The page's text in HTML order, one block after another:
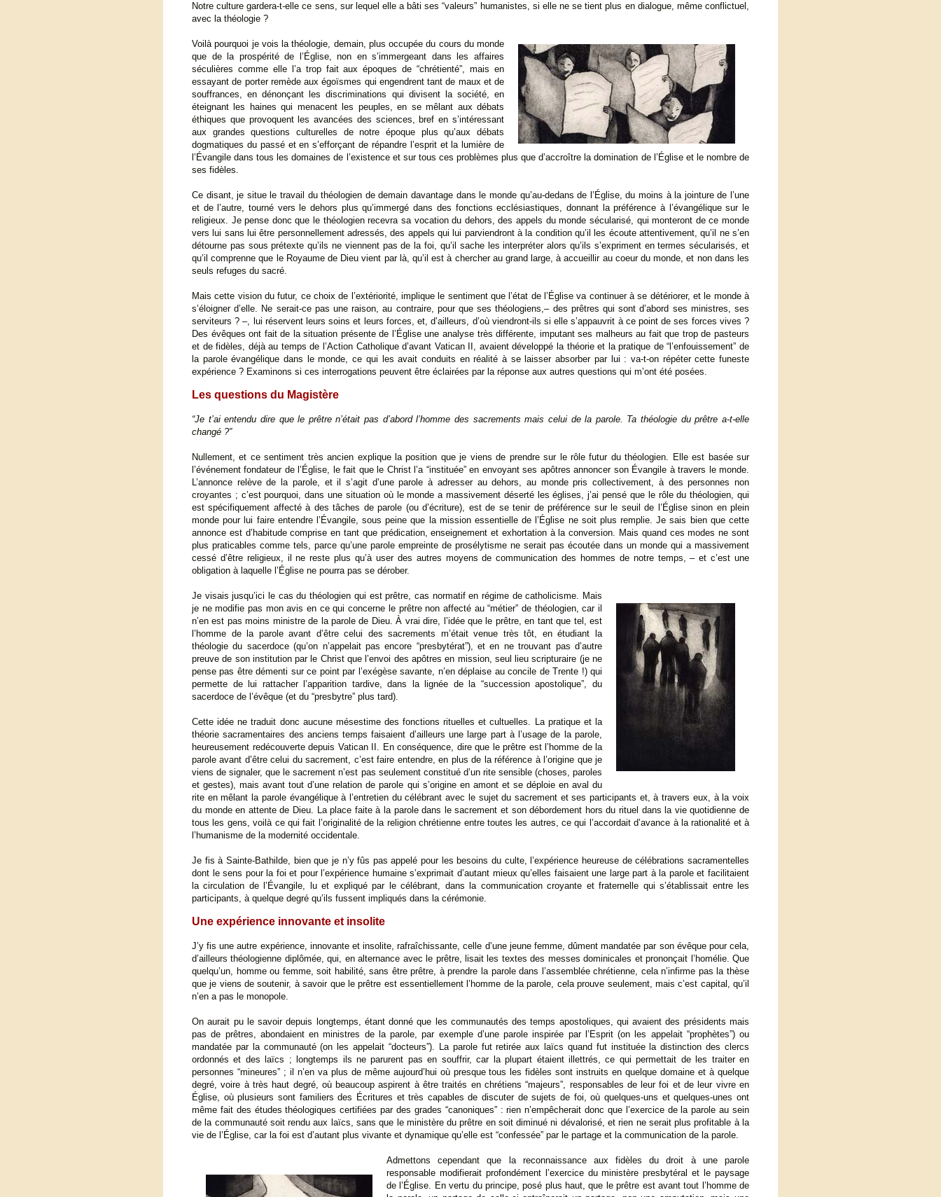
Notre culture gardera-t-elle ce sens, sur lequel elle a bâti ses “valeurs” humanistes, si elle ne se tient plus en dialogue, même conflictuel,
avec la théologie ?
Voilà pourquoi je vois la théologie, demain, plus occupée du cours du monde
que de la prospérité de l’Église, non en s’immergeant dans les affaires
séculières comme elle l’a trop fait aux époques de “chrétienté”, mais en
essayant de porter remède aux égoïsmes qui engendrent tant de maux et de
souffrances, en dénonçant les discriminations qui divisent la société, en
éteignant les haines qui menacent les peuples, en se mêlant aux débats
éthiques que provoquent les avancées des sciences, bref en s’intéressant
aux grandes questions culturelles de notre époque plus qu’aux débats
dogmatiques du passé et en s’efforçant de répandre l’esprit et la lumière de
l’Évangile dans tous les domaines de l’existence et sur tous ces problèmes plus que d’accroître la domination de l’Église et le nombre de
ses fidèles.
Ce disant, je situe le travail du théologien de demain davantage dans le monde qu’au-dedans de l’Église, du moins à la jointure de l’une
et de l’autre, tourné vers le dehors plus qu’immergé dans des fonctions ecclésiastiques, donnant la préférence à l’évangélique sur le
religieux. Je pense donc que le théologien recevra sa vocation du dehors, des appels du monde sécularisé, qui monteront de ce monde
vers lui sans lui être personnellement adressés, des appels qui lui parviendront à la condition qu’il les écoute attentivement, qu’il ne s’en
détourne pas sous prétexte qu’ils ne viennent pas de la foi, qu’il sache les interpréter alors qu’ils s’expriment en termes sécularisés, et
qu’il comprenne que le Royaume de Dieu vient par là, qu’il est à chercher au grand large, à accueillir au coeur du monde, et non dans les
seuls refuges du sacré.
Mais cette vision du futur, ce choix de l’extériorité, implique le sentiment que l’état de l’Église va continuer à se détériorer, et le monde à
s’éloigner d’elle. Ne serait-ce pas une raison, au contraire, pour que ses théologiens,– des prêtres qui sont d’abord ses ministres, ses
serviteurs ? –, lui réservent leurs soins et leurs forces, et, d’ailleurs, d’où viendront-ils si elle s’appauvrit à ce point de ses forces vives ?
Des évêques ont fait de la situation présente de l’Église une analyse très différente, imputant ses malheurs au fait que trop de pasteurs
et de fidèles, déjà au temps de l’Action Catholique d’avant Vatican II, avaient développé la théorie et la pratique de “l’enfouissement” de
la parole évangélique dans le monde, ce qui les avait conduits en réalité à se laisser absorber par lui : va-t-on répéter cette funeste
expérience ? Examinons si ces interrogations peuvent être éclairées par la réponse aux autres questions qui m’ont été posées.
Les questions du Magistère
“Je t’ai entendu dire que le prêtre n’était pas d’abord l’homme des sacrements mais celui de la parole. Ta théologie du prêtre a-t-elle
changé ?”
Nullement, et ce sentiment très ancien explique la position que je viens de prendre sur le rôle futur du théologien. Elle est basée sur
l’événement fondateur de l’Église, le fait que le Christ l’a “instituée” en envoyant ses apôtres annoncer son Évangile à travers le monde.
L’annonce relève de la parole, et il s’agit d’une parole à adresser au dehors, au monde pris collectivement, à des personnes non
croyantes ; c’est pourquoi, dans une situation où le monde a massivement déserté les églises, j’ai pensé que le rôle du théologien, qui
est spécifiquement affecté à des tâches de parole (ou d’écriture), est de se tenir de préférence sur le seuil de l’Église sinon en plein
monde pour lui faire entendre l’Évangile, sous peine que la mission essentielle de l’Église ne soit plus remplie. Je sais bien que cette
annonce est d’habitude comprise en tant que prédication, enseignement et exhortation à la conversion. Mais quand ces modes ne sont
plus praticables comme tels, parce qu’une parole empreinte de prosélytisme ne serait pas écoutée dans un monde qui a massivement
cessé d’être religieux, il ne reste plus qu’à user des autres moyens de communication des hommes de notre temps, – et c’est une
obligation à laquelle l’Église ne pourra pas se dérober.
Je visais jusqu’ici le cas du théologien qui est prêtre, cas normatif en régime de catholicisme. Mais
je ne modifie pas mon avis en ce qui concerne le prêtre non affecté au “métier” de théologien, car il
n’en est pas moins ministre de la parole de Dieu. À vrai dire, l’idée que le prêtre, en tant que tel, est
l’homme de la parole avant d’être celui des sacrements m’était venue très tôt, en étudiant la
théologie du sacerdoce (qu’on n’appelait pas encore “presbytérat”), et en ne trouvant pas d’autre
preuve de son institution par le Christ que l’envoi des apôtres en mission, seul lieu scripturaire (je ne
pense pas être démenti sur ce point par l’exégèse savante, n’en déplaise au concile de Trente !) qui
permette de lui rattacher l’apparition tardive, dans la lignée de la “succession apostolique”, du
sacerdoce de l’évêque (et du “presbytre” plus tard).
Cette idée ne traduit donc aucune mésestime des fonctions rituelles et cultuelles. La pratique et la
théorie sacramentaires des anciens temps faisaient d’ailleurs une large part à l’usage de la parole,
heureusement redécouverte depuis Vatican II. En conséquence, dire que le prêtre est l’homme de la
parole avant d’être celui du sacrement, c’est faire entendre, en plus de la référence à l’origine que je
viens de signaler, que le sacrement n’est pas seulement constitué d’un rite sensible (choses, paroles
et gestes), mais avant tout d’une relation de parole qui s’origine en amont et se déploie en aval du
rite en mêlant la parole évangélique à l’entretien du célébrant avec le sujet du sacrement et ses participants et, à travers eux, à la voix
du monde en attente de Dieu. La place faite à la parole dans le sacrement et son débordement hors du rituel dans la vie quotidienne de
tous les gens, voilà ce qui fait l’originalité de la religion chrétienne entre toutes les autres, ce qui l’accordait d’avance à la rationalité et à
l’humanisme de la modernité occidentale.
Je fis à Sainte-Bathilde, bien que je n’y fûs pas appelé pour les besoins du culte, l’expérience heureuse de célébrations sacramentelles
dont le sens pour la foi et pour l’expérience humaine s’exprimait d’autant mieux qu’elles faisaient une large part à la parole et facilitaient
la circulation de l’Évangile, lu et expliqué par le célébrant, dans la communication croyante et fraternelle qui s’établissait entre les
participants, à quelque degré qu’ils fussent impliqués dans la cérémonie.
Une expérience innovante et insolite
J’y fis une autre expérience, innovante et insolite, rafraîchissante, celle d’une jeune femme, dûment mandatée par son évêque pour cela,
d’ailleurs théologienne diplômée, qui, en alternance avec le prêtre, lisait les textes des messes dominicales et prononçait l’homélie. Que
quelqu’un, homme ou femme, soit habilité, sans être prêtre, à prendre la parole dans l’assemblée chrétienne, cela n’infirme pas la thèse
que je viens de soutenir, à savoir que le prêtre est essentiellement l’homme de la parole, cela prouve seulement, mais c’est capital, qu’il
n’en a pas le monopole.
On aurait pu le savoir depuis longtemps, étant donné que les communautés des temps apostoliques, qui avaient des présidents mais
pas de prêtres, abondaient en ministres de la parole, par exemple d’une parole inspirée par l’Esprit (on les appelait “prophètes”) ou
mandatée par la communauté (on les appelait “docteurs”). La parole fut retirée aux laïcs quand fut instituée la distinction des clercs
ordonnés et des laïcs ; longtemps ils ne parurent pas en souffrir, car la plupart étaient illettrés, ce qui permettait de les traiter en
personnes “mineures” ; il n’en va plus de même aujourd’hui où presque tous les fidèles sont instruits en quelque domaine et à quelque
degré, voire à très haut degré, où beaucoup aspirent à être traités en chrétiens “majeurs”, responsables de leur foi et de leur vivre en
Église, où plusieurs sont familiers des Écritures et très capables de discuter de sujets de foi, où quelques-uns et quelques-unes ont
même fait des études théologiques certifiées par des grades “canoniques” : rien n’empêcherait donc que l’exercice de la parole au sein
de la communauté soit rendu aux laïcs, sans que le ministère du prêtre en soit diminué ni dévalorisé, et rien ne serait plus profitable à la
vie de l’Église, car la foi est d’autant plus vivante et dynamique qu’elle est “confessée” par le partage et la communication de la parole.
Admettons cependant que la reconnaissance aux fidèles du droit à une parole
responsable modifierait profondément l’exercice du ministère presbytéral et le paysage
de l’Église. En vertu du principe, posé plus haut, que le prêtre est avant tout l’homme de